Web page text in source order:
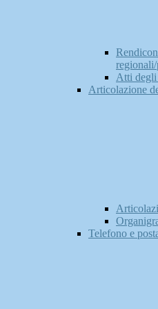
Atti
Articolazione
Telefono e